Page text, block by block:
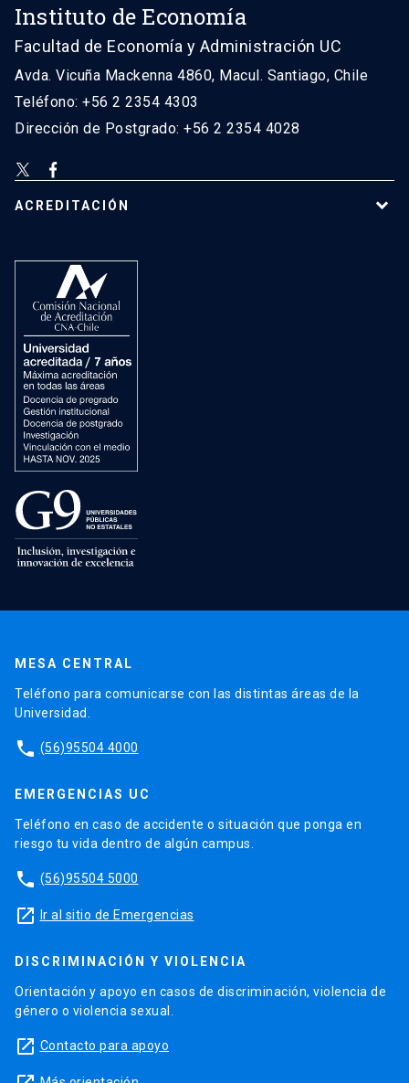
Instituto de Economía
Facultad de Economía y Administración UC
Avda. Vicuña Mackenna 4860, Macul. Santiago, Chile
Teléfono: +56 2 2354 4303
Dirección de Postgrado: +56 2 2354 4028
ACREDITACIÓN
MESA CENTRAL
Teléfono para comunicarse con las distintas áreas de la
Universidad.
phone (56)95504 4000
EMERGENCIAS UC
Teléfono en caso de accidente o situación que ponga en
riesgo tu vida dentro de algún campus.
phone (56)95504 5000
launch Ir al sitio de Emergencias
DISCRIMINACIÓN Y VIOLENCIA
Orientación y apoyo en casos de discriminación, violencia de
género o violencia sexual.
launch Contacto para apoyo